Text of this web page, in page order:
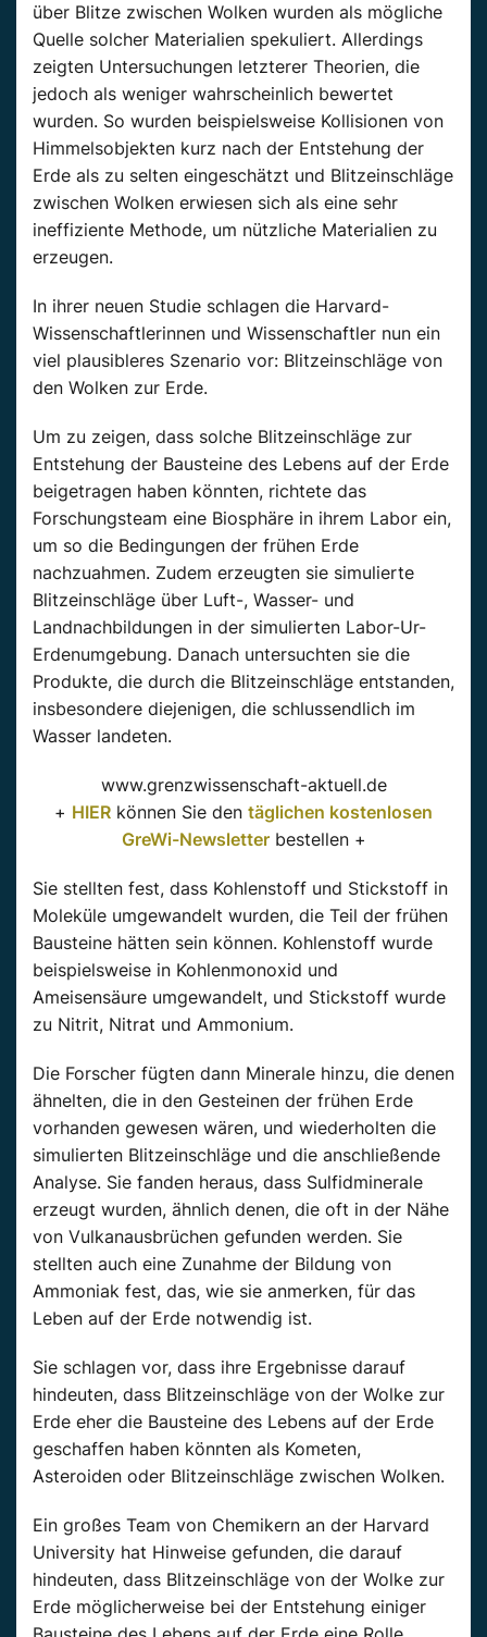
über Blitze zwischen Wolken wurden als mögliche
Quelle solcher Materialien spekuliert. Allerdings
zeigten Untersuchungen letzterer Theorien, die
jedoch als weniger wahrscheinlich bewertet
wurden. So wurden beispielsweise Kollisionen von
Himmelsobjekten kurz nach der Entstehung der
Erde als zu selten eingeschätzt und Blitzeinschläge
zwischen Wolken erwiesen sich als eine sehr
ineffiziente Methode, um nützliche Materialien zu
erzeugen.
In ihrer neuen Studie schlagen die Harvard-
Wissenschaftlerinnen und Wissenschaftler nun ein
viel plausibleres Szenario vor: Blitzeinschläge von
den Wolken zur Erde.
Um zu zeigen, dass solche Blitzeinschläge zur
Entstehung der Bausteine des Lebens auf der Erde
beigetragen haben könnten, richtete das
Forschungsteam eine Biosphäre in ihrem Labor ein,
um so die Bedingungen der frühen Erde
nachzuahmen. Zudem erzeugten sie simulierte
Blitzeinschläge über Luft-, Wasser- und
Landnachbildungen in der simulierten Labor-Ur-
Erdenumgebung. Danach untersuchten sie die
Produkte, die durch die Blitzeinschläge entstanden,
insbesondere diejenigen, die schlussendlich im
Wasser landeten.
www.grenzwissenschaft-aktuell.de
+ HIER können Sie den täglichen kostenlosen
GreWi-Newsletterbestellen +
Sie stellten fest, dass Kohlenstoff und Stickstoff in
Moleküle umgewandelt wurden, die Teil der frühen
Bausteine hätten sein können. Kohlenstoff wurde
beispielsweise in Kohlenmonoxid und
Ameisensäure umgewandelt, und Stickstoff wurde
zu Nitrit, Nitrat und Ammonium.
Die Forscher fügten dann Minerale hinzu, die denen
ähnelten, die in den Gesteinen der frühen Erde
vorhanden gewesen wären, und wiederholten die
simulierten Blitzeinschläge und die anschließende
Analyse. Sie fanden heraus, dass Sulfidminerale
erzeugt wurden, ähnlich denen, die oft in der Nähe
von Vulkanausbrüchen gefunden werden. Sie
stellten auch eine Zunahme der Bildung von
Ammoniak fest, das, wie sie anmerken, für das
Leben auf der Erde notwendig ist.
Sie schlagen vor, dass ihre Ergebnisse darauf
hindeuten, dass Blitzeinschläge von der Wolke zur
Erde eher die Bausteine des Lebens auf der Erde
geschaffen haben könnten als Kometen,
Asteroiden oder Blitzeinschläge zwischen Wolken.
Ein großes Team von Chemikern an der Harvard
University hat Hinweise gefunden, die darauf
hindeuten, dass Blitzeinschläge von der Wolke zur
Erde möglicherweise bei der Entstehung einiger